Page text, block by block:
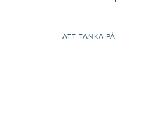
ATT TÄNKA PÅ